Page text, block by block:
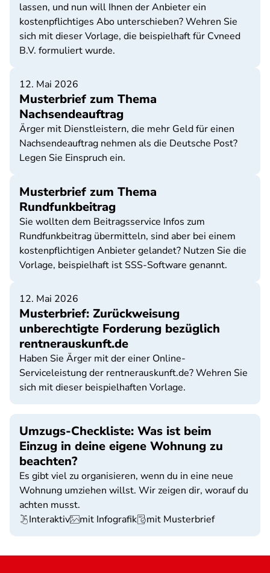
lassen, und nun will Ihnen der Anbieter ein
kostenpflichtiges Abo unterschieben? Wehren Sie
sich mit dieser Vorlage, die beispielhaft für Cvneed
B.V. formuliert wurde.
12. Mai 2026
Musterbrief zum Thema
Nachsendeauftrag
Ärger mit Dienstleistern, die mehr Geld für einen
Nachsendeauftrag nehmen als die Deutsche Post?
Legen Sie Einspruch ein.
Musterbrief zum Thema
Rundfunkbeitrag
Sie wollten dem Beitragsservice Infos zum
Rundfunkbeitrag übermitteln, sind aber bei einem
kostenpflichtigen Anbieter gelandet? Nutzen Sie die
Vorlage, beispielhaft ist SSS-Software genannt.
12. Mai 2026
Musterbrief: Zurückweisung
unberechtigte Forderung bezüglich
rentnerauskunft.de
Haben Sie Ärger mit der einer Online-
Serviceleistung der rentnerauskunft.de? Wehren Sie
sich mit dieser beispielhaften Vorlage.
Umzugs-Checkliste: Was ist beim
Einzug in deine eigene Wohnung zu
beachten?
Es gibt viel zu organisieren, wenn du in eine neue
Wohnung umziehen willst. Wir zeigen dir, worauf du
achten musst.
Interaktiv
mit Infografik mit Musterbrief